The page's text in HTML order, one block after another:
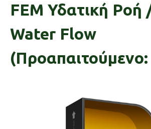
FEM Υδατική Ροή
Water Flow
(Προαπαιτούμενο: